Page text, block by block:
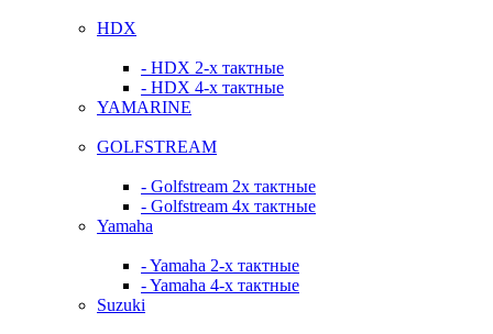
HDX
- HDX 2-х тактные
- HDX 4-х тактные
YAMARINE
GOLFSTREAM
- Golfstream 2х тактные
- Golfstream 4х тактные
Yamaha
- Yamaha 2-х тактные
- Yamaha 4-х тактные
Suzuki